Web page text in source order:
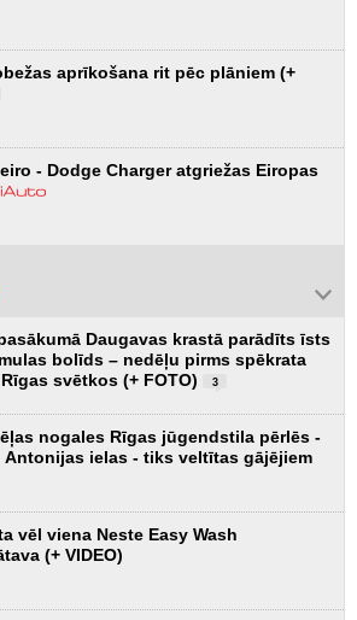
aprīkošana rit pēc plāniem (+
- Dodge Charger atgriežas Eiropas
Daugavas krastā parādīts īsts
bolīds – nedēļu pirms spēkrata
svētkos (+ FOTO)
3
nogales Rīgas jūgendstila pērlēs -
Antonijas ielas - tiks veltītas gājējiem
vēl viena Neste Easy Wash
(+ VIDEO)